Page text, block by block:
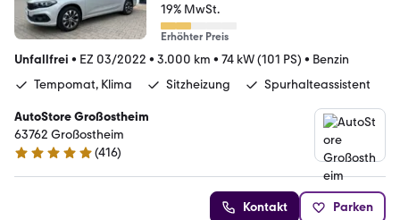
19% MwSt.
Erhöhter Preis
Unfallfrei • EZ 03/2022 • 3.000 km • 74 kW (101 PS) • Benzin
Tempomat, Klima
Sitzheizung Spurhalteassistent
AutoStore Großostheim
63762 Großostheim
5 Sterne
(416)
Kontakt Parken